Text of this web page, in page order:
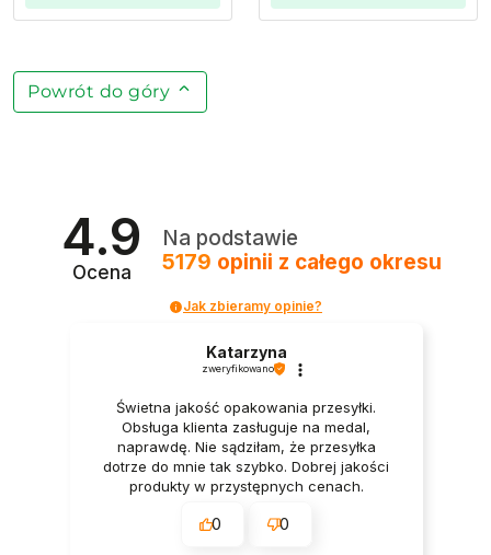
Powrót do góry
4.9
Ocena
Na podstawie
5179 opinii z całego okresu
Jak zbieramy opinie?
Katarzyna
zweryfikowano
Świetna jakość opakowania przesyłki.
Obsługa klienta zasługuje na medal,
naprawdę. Nie sądziłam, że przesyłka
dotrze do mnie tak szybko. Dobrej jakości
produkty w przystępnych cenach.
0 0